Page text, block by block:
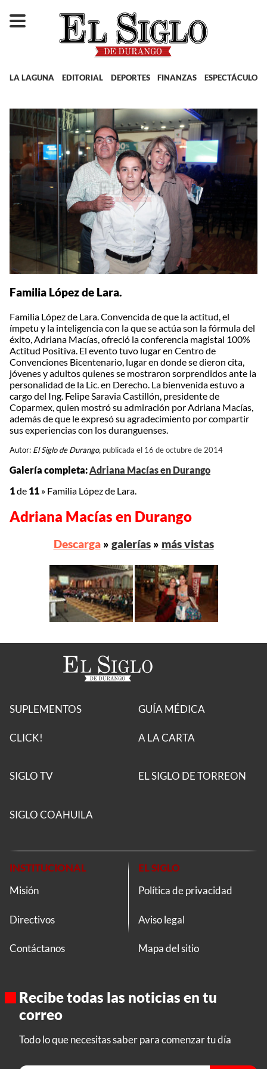
LA LAGUNA EDITORIAL DEPORTES FINANZAS ESPECTÁCULOS
Familia López de Lara.
Familia López de Lara. Convencida de que la actitud, el
ímpetu y la inteligencia con la que se actúa son la fórmula del
éxito, Adriana Macías, ofreció la conferencia magistal 100%
Actitud Positiva. El evento tuvo lugar en Centro de
Convenciones Bicentenario, lugar en donde se dieron cita,
jóvenes y adultos quienes se mostraron sorprendidos ante la
personalidad de la Lic. en Derecho. La bienvenida estuvo a
cargo del Ing. Felipe Saravia Castillón, presidente de
Coparmex, quien mostró su admiración por Adriana Macías,
además de que le expresó su agradecimiento por compartir
sus experiencias con los duranguenses.
Autor: El Siglo de Durango, publicada el 16 de octubre de 2014
Galería completa: Adriana Macías en Durango
1 de 11 » Familia López de Lara.
Adriana Macías en Durango
Descarga» galerías» más vistas
SUPLEMENTOS
CLICK!
GUÍA MÉDICA
A LA CARTA
SIGLO TV EL SIGLO DE TORREON
SIGLO COAHUILA
INSTITUCIONAL
Misión
Directivos
Contáctanos
EL SIGLO
Política de privacidad
Aviso legal
Mapa del sitio
Recibe todas las noticias en tu
correo
Todo lo que necesitas saber para comenzar tu día